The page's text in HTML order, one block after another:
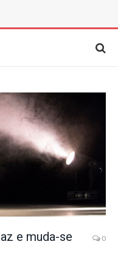
e muda-se
0